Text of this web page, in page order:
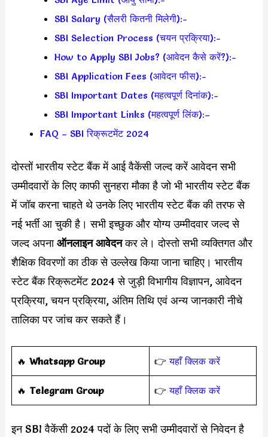
SBI Salary (सैलरी कितनी मिलेगी):-
SBI Selection Process (चयन प्रक्रिया):-
How to Apply SBI Jobs? (आवेदन कैसे करें?):-
SBI Application Fees (आवेदन फीस):-
SBI Important Dates (महत्वपूर्ण दिनांक):-
SBI Important Links (महत्वपूर्ण लिंक):–
FAQ – SBI रिक्रूटमेंट 2024
दोस्तों भारतीय स्टेट बैंक में आई वैकेंसी जल्द करें आवेदन सभी
उम्मीदवारों के लिए काफी सुनहरा मौका है जो भी भारतीय स्टेट बैंक
में जॉब करना चाहते थे उनके लिए भारतीय स्टेट बैंक की तरफ से
नई भर्ती आ चुकी है। सभी इच्छुक और योग्य उम्मीदवार जल्द से
जल्द अपनाऑनलाइन आवेदनकर ले। दोस्तो सभी व्यक्तिगत और
शैक्षिक विवरणों का ठीक से उल्लेख किया जाना चाहिए। भारतीय
स्टेट बैंक रिक्रूटमेंट 2024 से जुड़ी विभागीय विज्ञापन, आवेदन
प्रक्रिया, चयन प्रक्रिया, अंतिम तिथि एवं अन्य जानकारी नीचे
तालिका पर जांच कर सकते हैं।
‎️‍🔥 Whatsapp Group 👉यहाँ क्लिक करें
‎️‍🔥 Telegram Group 👉यहाँ क्लिक करें
इन SBI वैकेंसी 2024 पदों के लिए सभी उम्मीदवारों से निवेदन है